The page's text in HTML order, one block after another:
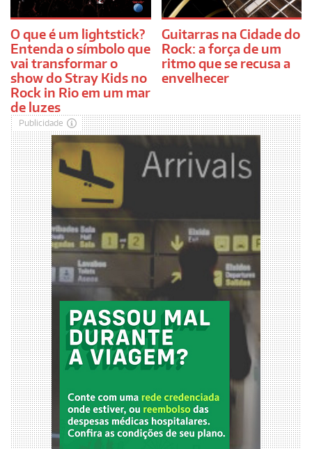
O que é um lightstick?
Entenda o símbolo que
vai transformar o
show do Stray Kids no
Rock in Rio em um mar
de luzes
Guitarras na Cidade do
Rock: a força de um
ritmo que se recusa a
envelhecer
Publicidade